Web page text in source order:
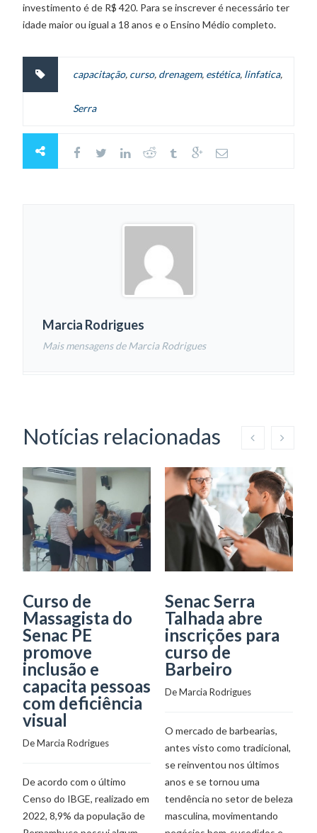
investimento é de R$ 420. Para se inscrever é necessário ter
idade maior ou igual a 18 anos e o Ensino Médio completo.
capacitação, curso, drenagem, estética, linfatica,
Serra
Marcia Rodrigues
Mais mensagens de Marcia Rodrigues
Notícias relacionadas
Curso de
Massagista do
Senac PE
promove
inclusão e
capacita pessoas
com deficiência
visual
De Marcia Rodrigues
De acordo com o último
Censo do IBGE, realizado em
2022, 8,9% da população de
Senac Serra
Talhada abre
inscrições para
curso de
Barbeiro
De Marcia Rodrigues
O mercado de barbearias,
antes visto como tradicional,
se reinventou nos últimos
anos e se tornou uma
tendência no setor de beleza
masculina, movimentando